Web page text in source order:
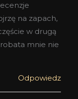
na zapach,
w drugą
mnie nie
Odpowiedz